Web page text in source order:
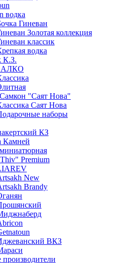
водка
Гиневан
Золотая коллекция
классик
водка
К.З.
"Саят Нова"
Саят Нова
наборы
КЗ
Камней
Premium
New
Brandy
ВКЗ
производители